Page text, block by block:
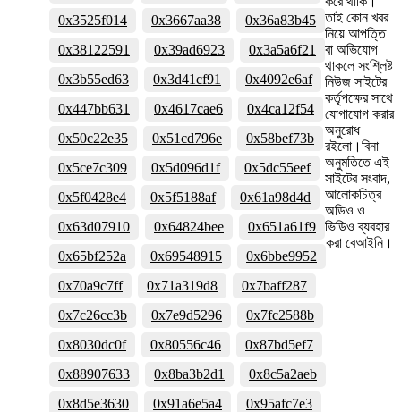
0x3525f014 0x3667aa38
0x36a83b45
0x38122591
0x39ad6923
0x3a5a6f21
0x3b55ed63
0x3d41cf91
0x4092e6af
0x447bb631
0x4617cae6
0x4ca12f54
0x50c22e35
0x51cd796e
0x58bef73b
0x5ce7c309
0x5d096d1f
0x5dc55eef
0x5f0428e4
0x5f5188af
0x61a98d4d
0x63d07910
0x64824bee
0x651a61f9
0x65bf252a
0x69548915
0x6bbe9952
0x70a9c7ff
0x71a319d8
0x7baff287
0x7c26cc3b
0x7e9d5296
0x7fc2588b
0x8030dc0f
0x80556c46
0x87bd5ef7
0x88907633
0x8ba3b2d1
0x8c5a2aeb
0x8d5e3630
0x91a6e5a4
0x95afc7e3
তাই কোন খবর
নিয়ে আপত্তি
বা অভিযোগ
থাকলে সংশ্লিষ্ট
নিউজ সাইটের
কর্তৃপক্ষের সাথে
যোগাযোগ করার
অনুরোধ
রইলো।বিনা
অনুমতিতে এই
সাইটের সংবাদ,
আলোকচিত্র
অডিও ও
ভিডিও ব্যবহার
করা বেআইনি।